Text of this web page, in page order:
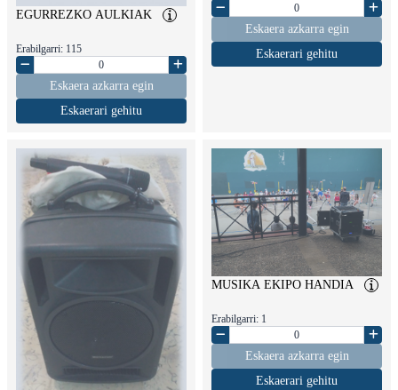
EGURREZKO AULKIAK
Erabilgarri: 115
Eskaera azkarra egin
Eskaerari gehitu
Eskaera azkarra egin
Eskaerari gehitu
MUSIKA EKIPO HANDIA
Erabilgarri: 1
Eskaera azkarra egin
Eskaerari gehitu